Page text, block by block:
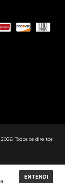
ENTENDI
Todos os direitos